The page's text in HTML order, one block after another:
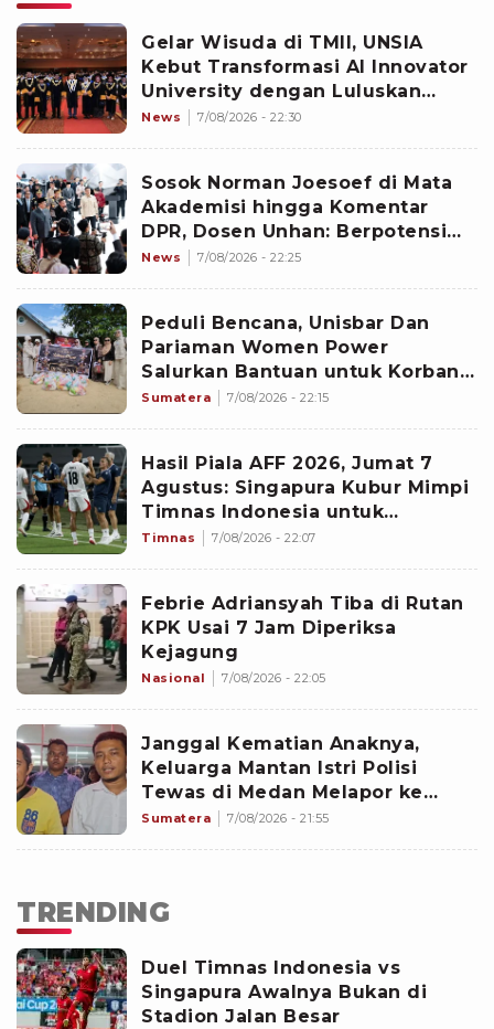
Gelar Wisuda di TMII, UNSIA
Kebut Transformasi AI Innovator
University dengan Luluskan
1.098 Talenta Digital
News 7/08/2026 - 22:30
Sosok Norman Joesoef di Mata
Akademisi hingga Komentar
DPR, Dosen Unhan: Berpotensi
Perkuat Sinergi Kebijakan
News 7/08/2026 - 22:25
Peduli Bencana, Unisbar Dan
Pariaman Women Power
Salurkan Bantuan untuk Korban
Banjir di Padang
Sumatera 7/08/2026 - 22:15
Hasil Piala AFF 2026, Jumat 7
Agustus: Singapura Kubur Mimpi
Timnas Indonesia untuk
Melangkah ke Babak Semifinal
Timnas 7/08/2026 - 22:07
Febrie Adriansyah Tiba di Rutan
KPK Usai 7 Jam Diperiksa
Kejagung
Nasional 7/08/2026 - 22:05
Janggal Kematian Anaknya,
Keluarga Mantan Istri Polisi
Tewas di Medan Melapor ke
Polda Sumut
Sumatera 7/08/2026 - 21:55
TRENDING
Duel Timnas Indonesia vs
Singapura Awalnya Bukan di
Stadion Jalan Besar